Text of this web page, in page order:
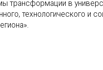
трансформации в
технологического и